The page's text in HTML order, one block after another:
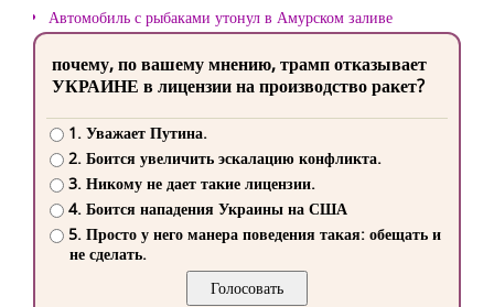
Автомобиль с рыбаками утонул в Амурском заливе
почему, по вашему мнению, трамп отказывает
УКРАИНЕ в лицензии на производство ракет?
1. Уважает Путина.
2. Боится увеличить эскалацию конфликта.
3. Никому не дает такие лицензии.
4. Боится нападения Украины на США
5. Просто у него манера поведения такая: обещать и
не сделать.